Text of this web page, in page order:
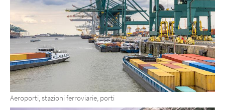
Aeroporti, stazioni ferroviarie, porti